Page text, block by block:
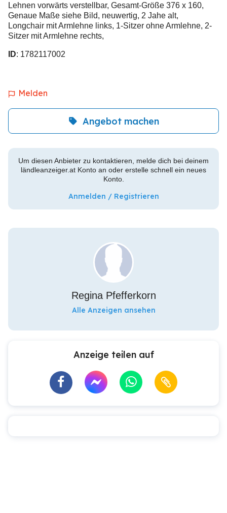
Lehnen vorwärts verstellbar, Gesamt-Größe 376 x 160,
Genaue Maße siehe Bild, neuwertig, 2 Jahe alt,
Longchair mit Armlehne links, 1-Sitzer ohne Armlehne, 2-
Sitzer mit Armlehne rechts,
ID: 1782117002
Melden
Angebot machen
Um diesen Anbieter zu kontaktieren, melde dich bei deinem
ländleanzeiger.at Konto an oder erstelle schnell ein neues
Konto.
Anmelden / Registrieren
Regina Pfefferkorn
Alle Anzeigen ansehen
Anzeige teilen auf